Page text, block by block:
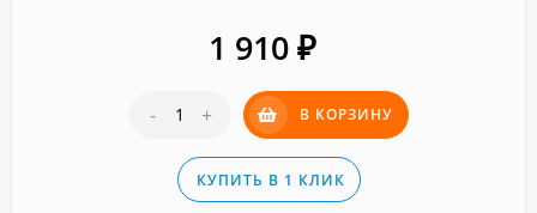
1 910 ₽
- + В КОРЗИНУ
КУПИТЬ В 1 КЛИК